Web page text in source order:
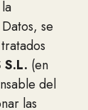
se
S.L. (en
del
las